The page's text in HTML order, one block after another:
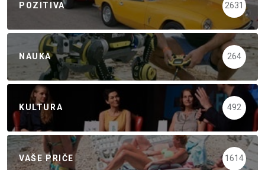
POZITIVA 2631
NAUKA 264
KULTURA 492
VAŠE PRIČE 1614